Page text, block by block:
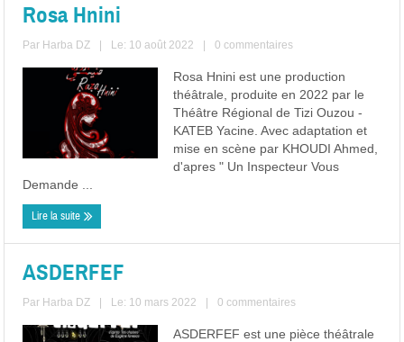
Rosa Hnini
Par Harba DZ Le: 10 août 2022 0 commentaires
Rosa Hnini est une production
théâtrale, produite en 2022 par le
Théâtre Régional de Tizi Ouzou -
KATEB Yacine. Avec adaptation et
mise en scène par KHOUDI Ahmed,
d'apres " Un Inspecteur Vous
Demande ...
Lire la suite
ASDERFEF
Par Harba DZ Le: 10 mars 2022 0 commentaires
ASDERFEF est une pièce théâtrale